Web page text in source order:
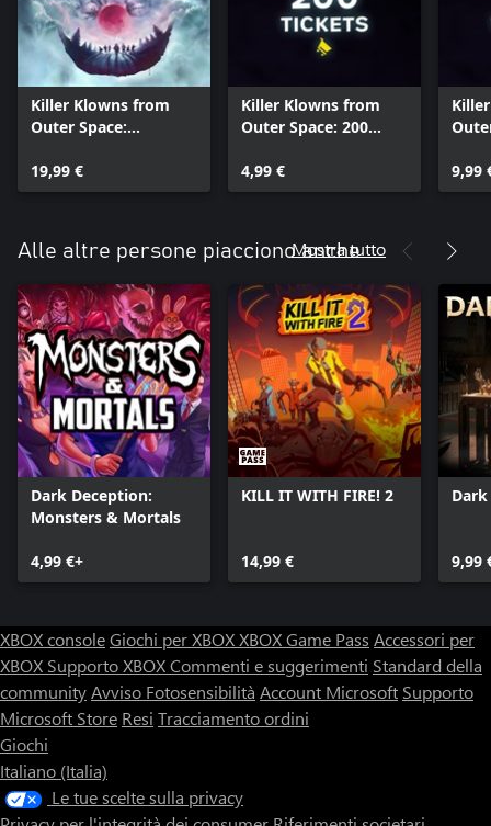
Killer Klowns from
Outer Space:
Digitale Deluxe
19,99 €
Killer Klowns from
Outer Space: 200
4,99 €
9,99
Alle altre persone piacciono anche
Mostra tutto
Dark Deception:
Monsters & Mortals
4,99 €+
KILL IT WITH FIRE! 2
14,99 € 9,99
XBOX consoleGiochi per XBOXXBOX Game Pass Accessori per
XBOX Supporto XBOXCommenti e suggerimenti Standard della
communityAvviso Fotosensibilità Account Microsoft Supporto
Microsoft Store Resi Tracciamento ordini
Giochi
Italiano (Italia)
Le tue scelte sulla privacy